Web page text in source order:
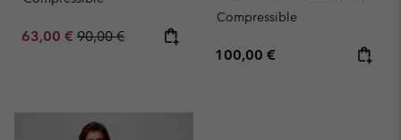
Sale price:
63,00 € Regular price:
90,00 €
Compressible
Regular price:
100,00 €